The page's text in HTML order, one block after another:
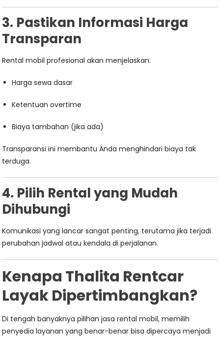
3. Pastikan Informasi Harga
Transparan
Rental mobil profesional akan menjelaskan:
Harga sewa dasar
Ketentuan overtime
Biaya tambahan (jika ada)
Transparansi ini membantu Anda menghindari biaya tak
terduga.
4. Pilih Rental yang Mudah
Dihubungi
Komunikasi yang lancar sangat penting, terutama jika terjadi
perubahan jadwal atau kendala di perjalanan.
Kenapa Thalita Rentcar
Layak Dipertimbangkan?
Di tengah banyaknya pilihan jasa rental mobil, memilih
penyedia layanan yang benar-benar bisa dipercaya menjadi